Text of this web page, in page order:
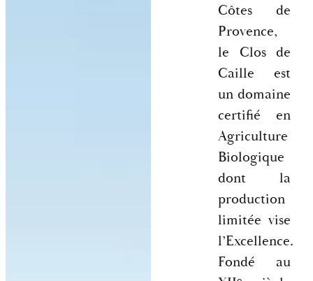
Côtes de
Provence,
le Clos de
Caille est
un domaine
certifié en
Agriculture
Biologique
dont la
production
limitée vise
l’Excellence.
Fondé au